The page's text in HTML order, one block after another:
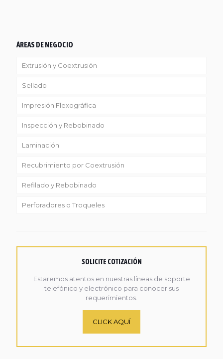
ÁREAS DE NEGOCIO
Extrusión y Coextrusión
Linea Reciclaje
Sellado
Impresión Flexográfica
Inspección y Rebobinado
Laminación
Recubrimiento por Coextrusión
Refilado y Rebobinado
Perforadores o Troqueles
SOLICITE COTIZACIÓN
Estaremos atentos en nuestras líneas de soporte
telefónico y electrónico para conocer sus
requerimientos.
CLICK AQUÍ